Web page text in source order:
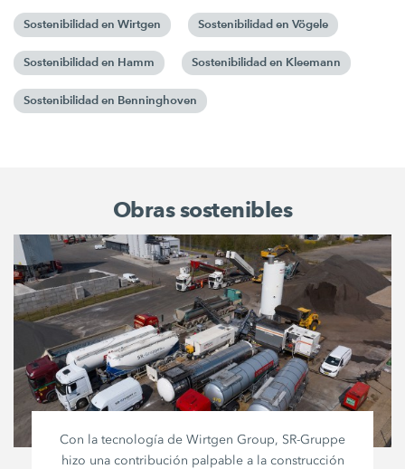
Sostenibilidad en Wirtgen Sostenibilidad en Vögele
Sostenibilidad en Hamm Sostenibilidad en Kleemann
Sostenibilidad en Benninghoven
Obras sostenibles
Con la tecnología deWirtgen Group, SR-Gruppe
hizo una contribución palpable a la construcción